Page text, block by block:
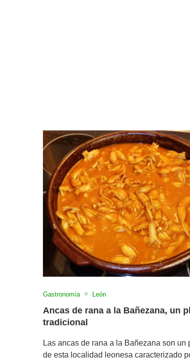
Gastronomía León
Ancas de rana a la Bañezana, un
tradicional
Las ancas de rana a la Bañezana son un
de esta localidad leonesa caracterizado